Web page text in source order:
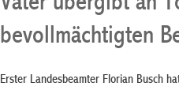
bevollmächtigten
Erster Landesbeamter Florian Busch